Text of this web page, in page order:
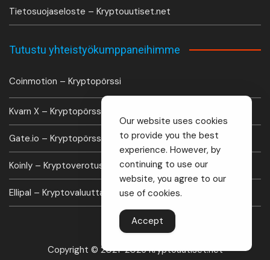
Tietosuojaseloste – Kryptouutiset.net
Tutustu yhteistyökumppaneihimme
Coinmotion – Kryptopörssi
Kvarn X – Kryptopörssi
Gate.io – Kryptopörssi
Koinly – Kryptoverotus laskuri
Ellipal – Kryptovaluutta lompakko
Copyright © 2021-2026 Kryptouutiset.net
Our website uses cookies
to provide you the best
experience. However, by
continuing to use our
website, you agree to our
use of cookies.
Accept